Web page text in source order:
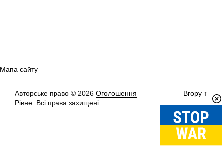
Мапа сайту
Авторське право © 2026 Оголошення
Рівне. Всі права захищені.
Вгору ↑